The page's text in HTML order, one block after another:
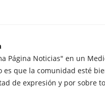
Página Noticias" en un
es que la comunidad esté
de expresión y por sobre